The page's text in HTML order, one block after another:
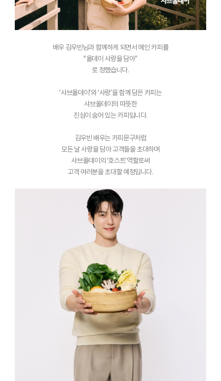
배우 김우빈님과 함께하게 되면서 메인 카피를
“올데이 샤랑을 담아”
로 정했습니다.
‘샤브올데이’와 ‘사랑’을 함께 담은 카피는
샤브올데이의 따뜻한
진심이 숨어 있는 카피입니다.
김우빈 배우는 카피문구처럼
모든 날 사랑을 담아 고객들을 초대하며
샤브올데이의 ‘호스트’역할로써
고객 여러분을 초대할 예정입니다.